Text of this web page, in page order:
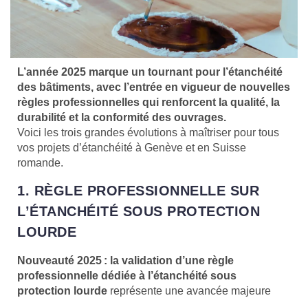
L’année 2025 marque un tournant pour l’étanchéité
des bâtiments, avec l’entrée en vigueur de nouvelles
règles professionnelles qui renforcent la qualité, la
durabilité et la conformité des ouvrages.
Voici les trois grandes évolutions à maîtriser pour tous
vos projets d’étanchéité à Genève et en Suisse
romande.
1. RÈGLE PROFESSIONNELLE SUR
L’ÉTANCHÉITÉ SOUS PROTECTION
LOURDE
Nouveauté 2025 : la validation d’une règle
professionnelle dédiée à l’étanchéité sous
protection lourde représente une avancée majeure